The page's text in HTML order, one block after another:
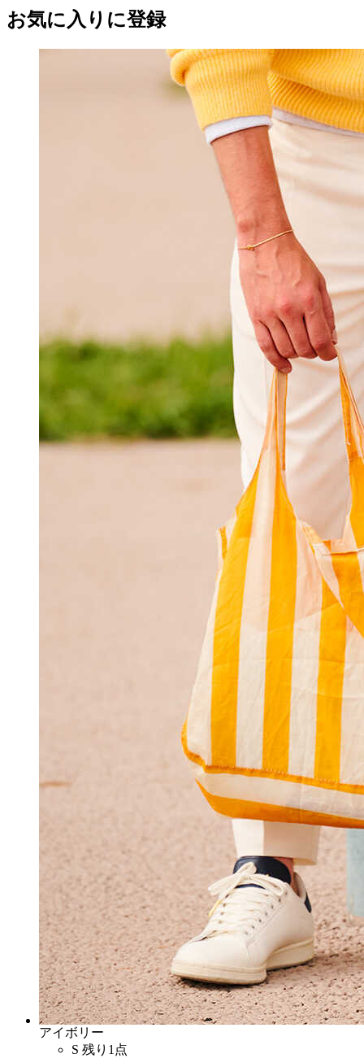
お気に入りに登録
アイボリー
S 残り1点